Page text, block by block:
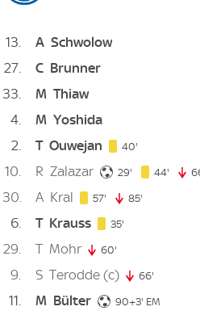
13 A Schwolow
27
C Brunner
33
M Thiaw
4
M Yoshida
2
T Ouwejan 40'
10 R Zalazar 29' 29. minute
44' 44.
30 A Kral 57' 57. minute
85'
6 T Krauss 35'
29 T Mohr 60'
9 S Terodde(c) 66'
11 M Bülter 90+3' 93. minute
EM